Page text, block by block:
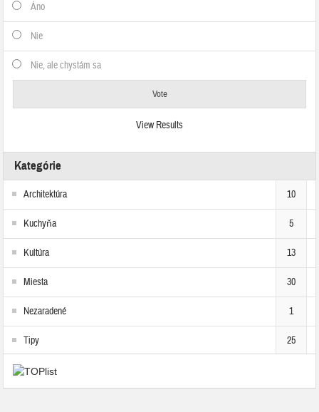
Áno
Nie
Nie, ale chystám sa
View Results
Kategórie
Architektúra 10
Kuchyňa 5
Kultúra 13
Miesta 30
Nezaradené 1
Tipy 25